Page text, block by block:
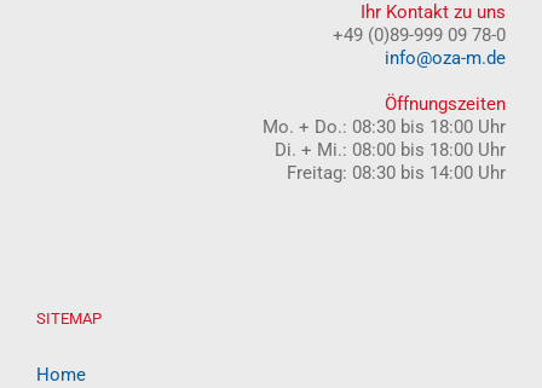
Ihr Kontakt zu uns
+49 (0)89-999 09 78-0
info@oza-m.de
Öffnungszeiten
Mo. + Do.: 08:30 bis 18:00 Uhr
Di. + Mi.: 08:00 bis 18:00 Uhr
Freitag: 08:30 bis 14:00 Uhr
SITEMAP
Home